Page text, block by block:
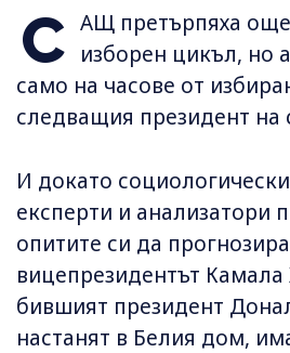
С АЩ претърпяха
изборен цикъл, но
само на часове от
следващия президент на
И докато
експерти и анализатори
опитите си да
вицепрезидентът Камала
бившият президент
настанят в Белия дом,